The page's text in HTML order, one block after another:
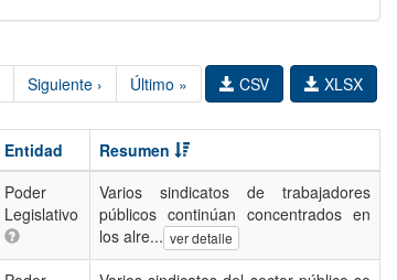
Siguiente › Último » XLSX
CSV
Entidad
Resumen
Poder
Legislativo
Varios sindicatos de trabajadores
públicos continúan concentrados en
los alre... ver detalle